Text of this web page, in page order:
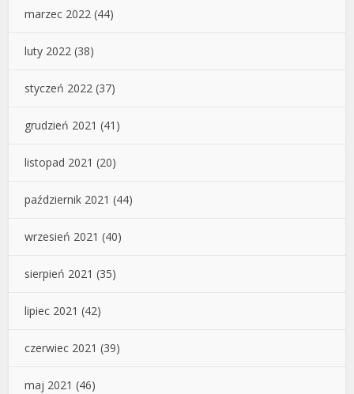
marzec 2022 (44)
luty 2022 (38)
styczeń 2022 (37)
grudzień 2021 (41)
listopad 2021 (20)
październik 2021 (44)
wrzesień 2021 (40)
sierpień 2021 (35)
lipiec 2021 (42)
czerwiec 2021 (39)
maj 2021 (46)